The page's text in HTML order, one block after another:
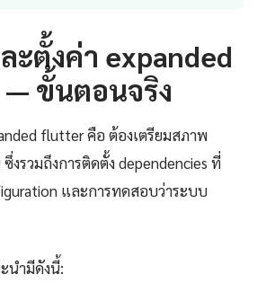
ะตั้งค่า expanded
ขั้นตอนจริง
flutter คือ ต้องเตรียมสภาพ
รวมถึงการติดตั้ง dependencies ที่
และการทดสอบว่าระบบ
นำมีดังนี้: